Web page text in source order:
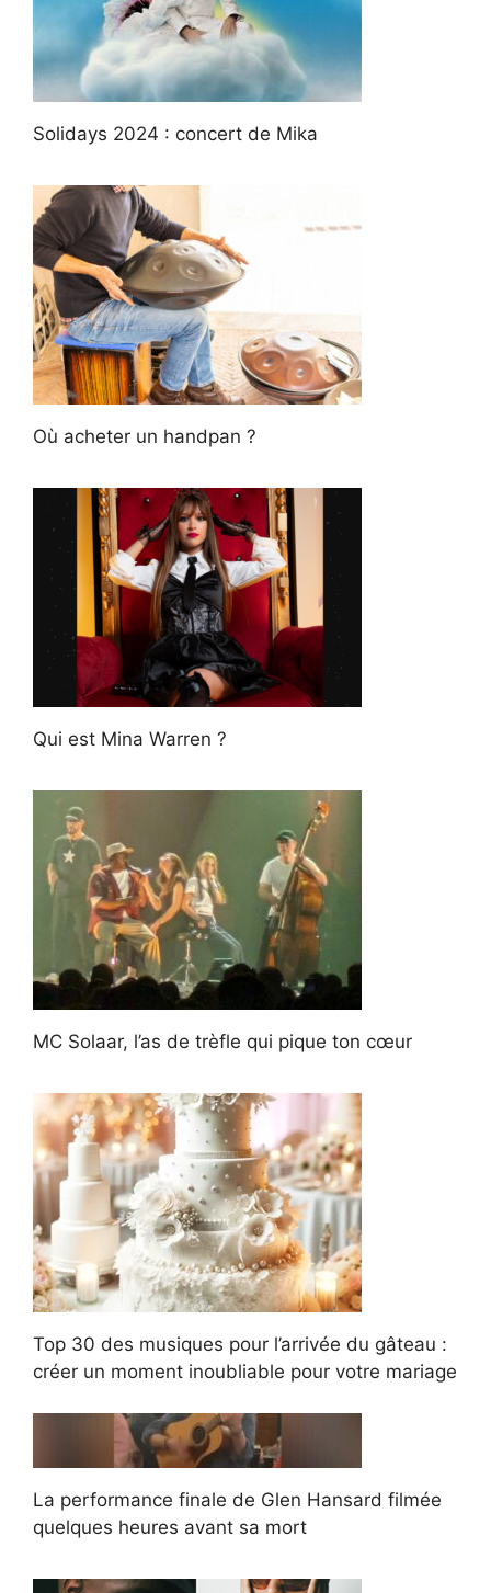
Solidays 2024 : concert de Mika
Où acheter un handpan ?
Qui est Mina Warren ?
MC Solaar, l’as de trèfle qui pique ton cœur
Top 30 des musiques pour l’arrivée du gâteau :
créer un moment inoubliable pour votre mariage
La performance finale de Glen Hansard filmée
quelques heures avant sa mort